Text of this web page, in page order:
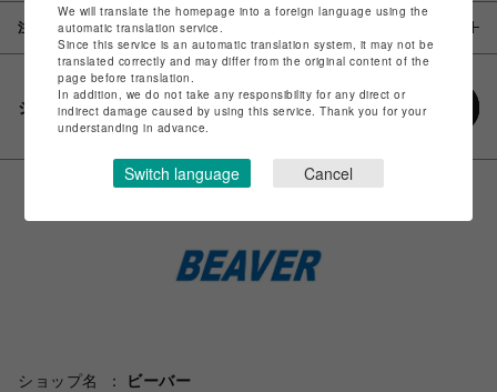
注意事項
シェアする
ショップ名
ビーバー
We will translate the homepage into a foreign language using the
automatic translation service.
Since this service is an automatic translation system, it may not be
translated correctly and may differ from the original content of the
page before translation.
In addition, we do not take any responsibility for any direct or
indirect damage caused by using this service. Thank you for your
understanding in advance.
Switch language Cancel